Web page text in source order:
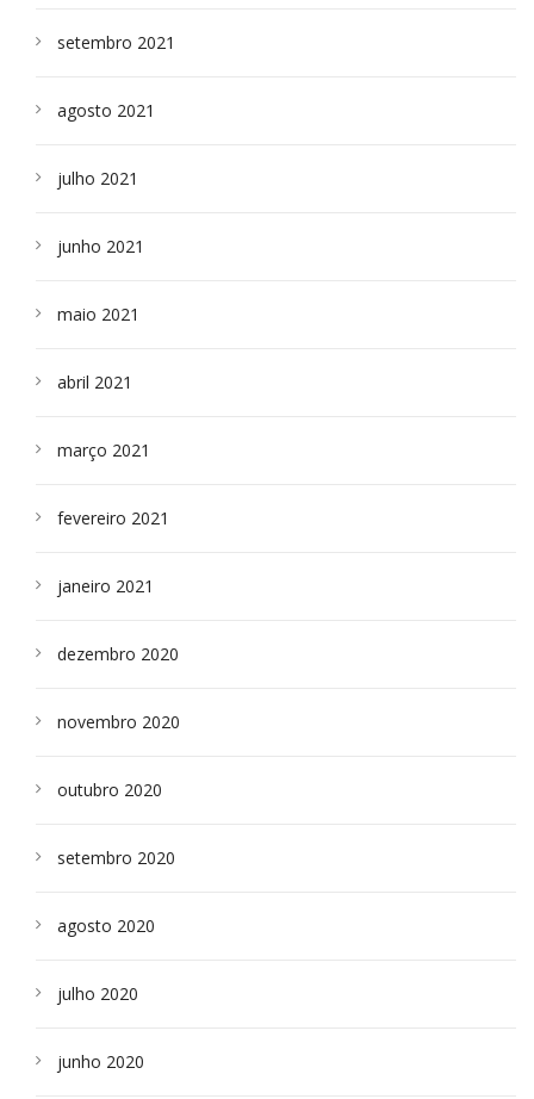
setembro 2021
agosto 2021
julho 2021
junho 2021
maio 2021
abril 2021
março 2021
fevereiro 2021
janeiro 2021
dezembro 2020
novembro 2020
outubro 2020
setembro 2020
agosto 2020
julho 2020
junho 2020